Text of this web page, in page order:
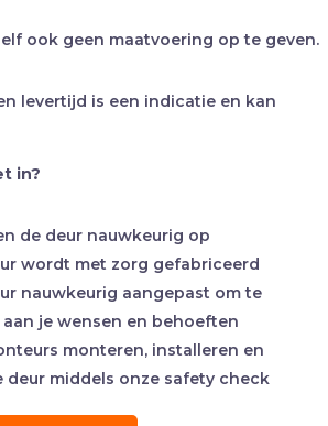
ook geen maatvoering op te geven.
levertijd is een indicatie en kan
in?
de deur nauwkeurig op
wordt met zorg gefabriceerd
nauwkeurig aangepast om te
je wensen en behoeften
monteren, installeren en
deur middels onze safety check